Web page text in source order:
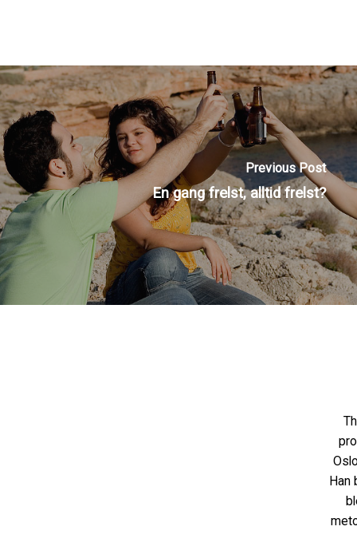
Previous Post
En gang frelst, alltid frelst?
Han